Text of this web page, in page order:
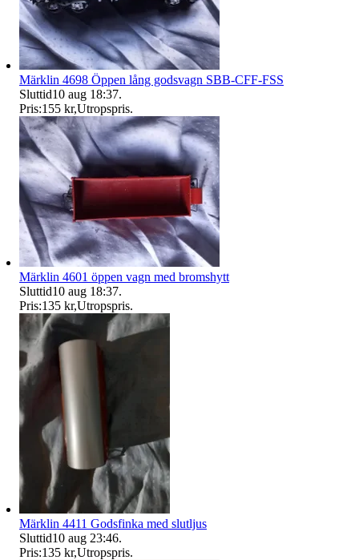
Märklin 4698 Öppen lång godsvagn SBB-CFF-FSS
Sluttid10 aug 18:37.
Pris:155 kr,Utropspris.
Märklin 4601 öppen vagn med bromshytt
Sluttid10 aug 18:37.
Pris:135 kr,Utropspris.
Märklin 4411 Godsfinka med slutljus
Sluttid10 aug 23:46.
Pris:135 kr,Utropspris.